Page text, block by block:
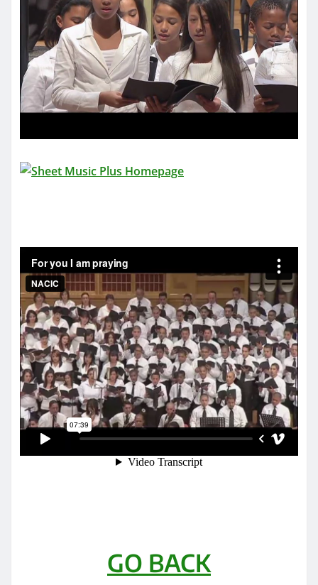
GO BACK